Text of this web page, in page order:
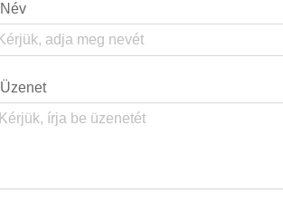
Név
Üzenet